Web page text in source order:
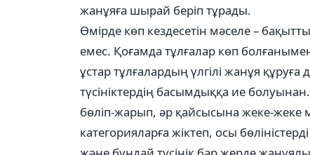
жанұяға шырай беріп тұрады.
Өмірде көп кездесетін мәселе –
емес. Қоғамда тұлғалар көп
ұстар тұлғалардың үлгілі жанұя құруға
түсініктердің басымдыққа ие
бөліп-жарып, әр қайсысына жеке-жеке
категорияларға жіктеп, осы